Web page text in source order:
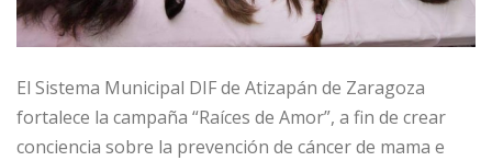
El Sistema Municipal DIF de Atizapán de Zaragoza
fortalece la campaña “Raíces de Amor”, a fin de crear
conciencia sobre la prevención de cáncer de mama e